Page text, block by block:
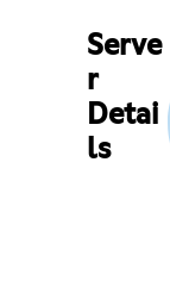
Serve
r
Detai
ls